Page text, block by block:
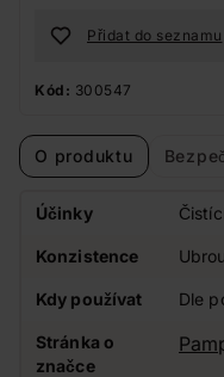
Přidat do seznamu
Kód: 300547
O produktu
Účinky
Konzistence
Kdy používat Dle
Stránka o
značce